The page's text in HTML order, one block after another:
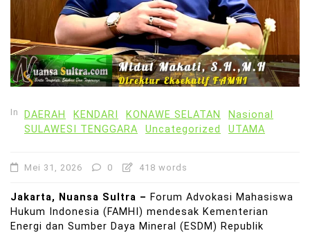
In DAERAH KENDARI KONAWE SELATAN
Nasional
SULAWESI TENGGARA
Uncategorized UTAMA
Mei 31, 2026 0 418 words
Jakarta, Nuansa Sultra – Forum Advokasi Mahasiswa
Hukum Indonesia (FAMHI) mendesak Kementerian
Energi dan Sumber Daya Mineral (ESDM) Republik